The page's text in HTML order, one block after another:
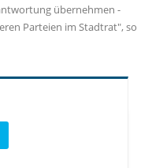
übernehmen -
Parteien im Stadtrat", so